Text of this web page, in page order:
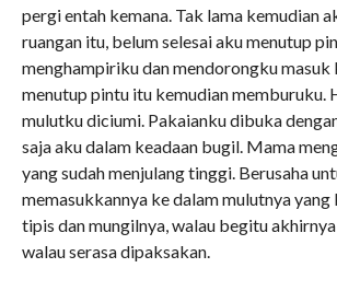
pergi entah kemana. Tak lama kemudian
ruangan itu, belum selesai aku menutup
menghampiriku dan mendorongku
menutup pintu itu kemudian memburuku.
mulutku diciumi. Pakaianku dibuka
saja aku dalam keadaan bugil. Mama
yang sudah menjulang tinggi. Berusaha
memasukkannya ke dalam mulutnya
tipis dan mungilnya, walau begitu
walau serasa dipaksakan.